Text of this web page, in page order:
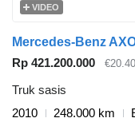
VIDEO
Mercedes-Benz
Rp 421.200.000
Truk sasis
2010
248.000 km